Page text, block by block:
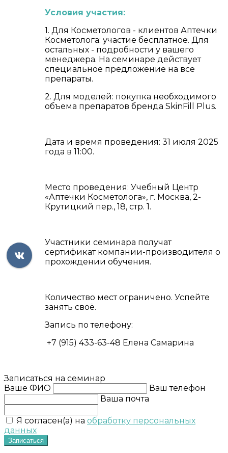
Условия участия:
1. Для Косметологов - клиентов Аптечки
Косметолога: участие бесплатное. Для
остальных - подробности у вашего
менеджера. На семинаре действует
специальное предложение на все
препараты.
2. Для моделей: покупка необходимого
объема препаратов бренда SkinFill Plus.
Дата и время проведения: 31 июля 2025
года в 11:00.
Место проведения: Учебный Центр
«Аптечки Косметолога», г. Москва, 2-
Крутицкий пер., 18, стр. 1.
Участники семинара получат
сертификат компании-производителя о
прохождении обучения.
Количество мест ограничено. Успейте
занять своё.⠀
Запись по телефону:
+7 (915) 433-63-48 Елена Самарина
Записаться на семинар
Ваше ФИО
Ваш телефон
Ваша почта
Я согласен(а) на обработку персональных
данных
Записаться